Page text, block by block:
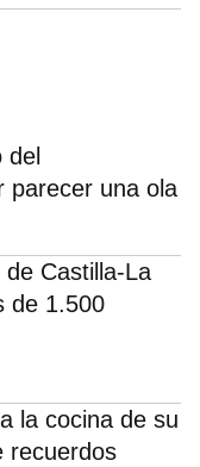
parecer una ola
Castilla-La
de 1.500
la cocina de su
recuerdos